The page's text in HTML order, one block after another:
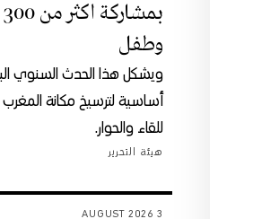
وطفل
ويشكل هذا الحدث السنوي
أساسية لترسيخ مكانة
للقاء والحوار.
هيئة التحرير
3 AUGUST 2026